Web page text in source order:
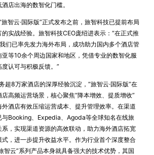
店出海的数智化门槛。
智云·国际版”正式发布之前，旅智科技已提前布局
实战经验。旅智科技CEO庞绍进表示：“在正式推
我们已率先发力海外布局，成功助力国内多个酒店管
等10余个周边国家和地区，凭借专业的数智化服
认可与积极反馈。”
8万家酒店的深厚经验沉淀，“旅智云·国际版”在
店高频运营场景，核心聚焦“降本增效、提质增收”
酒店有效压缩运营成本、提升管理效率。在渠道
与Booking、Expedia、Agoda等全球知名在线旅
，实现渠道资源的高效联动，助力海外酒店拓宽
，进一步提升收益水平。作为行业首个深度整合
智云”系列产品本身就具备强大的技术优势，其国